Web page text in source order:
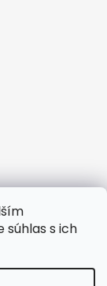
s ich